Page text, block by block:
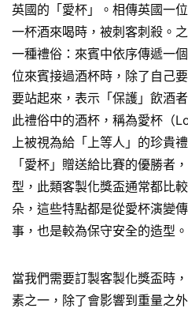
英國的「愛杯」。相傳英國一
一杯酒來喝時，被刺客刺殺。
一種禮俗：來賓中依序傳遞一
位來賓接過酒杯時，除了自己
要站起來，表示「保護」飲酒
此禮俗中的酒杯，稱為愛杯（
上被視為給「上等人」的珍貴
「愛杯」贈送給比賽的優勝者
型，此類客製化獎盃通常都比
朵，這些特點都是從愛杯演變
事，也是較為保守安全的造型。
當我們需要訂製客製化獎盃時
素之一，除了會影響到重量之